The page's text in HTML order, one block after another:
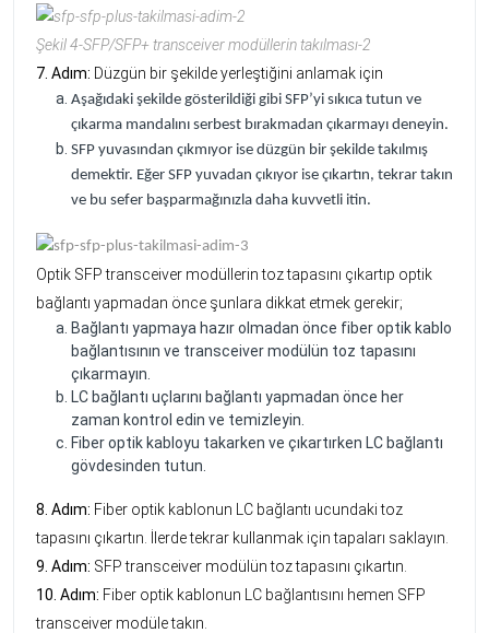
Şekil 4-SFP/SFP+ transceiver modüllerin takılması-2
7. Adım: Düzgün bir şekilde yerleştiğini anlamak için
Aşağıdaki şekilde gösterildiği gibi SFP’yi sıkıca tutun ve
çıkarma mandalını serbest bırakmadan çıkarmayı deneyin.
SFP yuvasından çıkmıyor ise düzgün bir şekilde takılmış
demektir. Eğer SFP yuvadan çıkıyor ise çıkartın, tekrar takın
ve bu sefer başparmağınızla daha kuvvetli itin.
Optik SFP transceiver modüllerin toz tapasını çıkartıp optik
bağlantı yapmadan önce şunlara dikkat etmek gerekir;
Bağlantı yapmaya hazır olmadan önce fiber optik kablo
bağlantısının ve transceiver modülün toz tapasını
çıkarmayın.
LC bağlantı uçlarını bağlantı yapmadan önce her
zaman kontrol edin ve temizleyin.
Fiber optik kabloyu takarken ve çıkartırken LC bağlantı
gövdesinden tutun.
8. Adım: Fiber optik kablonun LC bağlantı ucundaki toz
tapasını çıkartın. İlerde tekrar kullanmak için tapaları saklayın.
9. Adım: SFP transceiver modülün toz tapasını çıkartın.
10. Adım: Fiber optik kablonun LC bağlantısını hemen SFP
transceiver modüle takın.